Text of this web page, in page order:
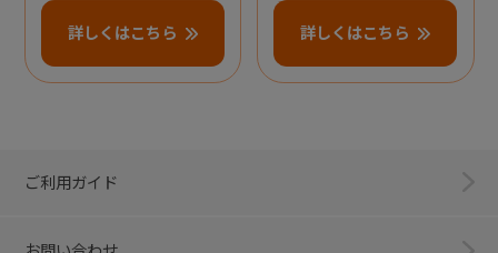
詳しくはこちら 詳しくはこちら
ご利用ガイド